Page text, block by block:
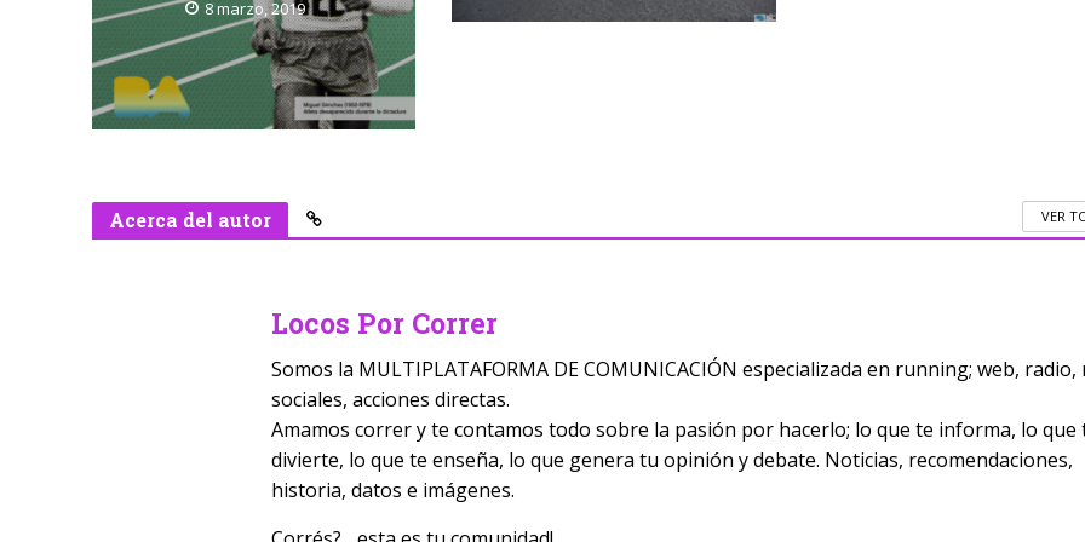
8 marzo, 2019
Acerca del autor VER
Locos Por Correr
Somos la MULTIPLATAFORMA DE COMUNICACIÓN especializada en running; web, radio,
sociales, acciones directas.
Amamos correr y te contamos todo sobre la pasión por hacerlo; lo que te informa, lo que
divierte, lo que te enseña, lo que genera tu opinión y debate. Noticias, recomendaciones,
historia, datos e imágenes.